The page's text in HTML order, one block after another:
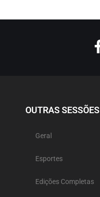
OUTRAS SESSÕES
Geral
Esportes
Edições Completas